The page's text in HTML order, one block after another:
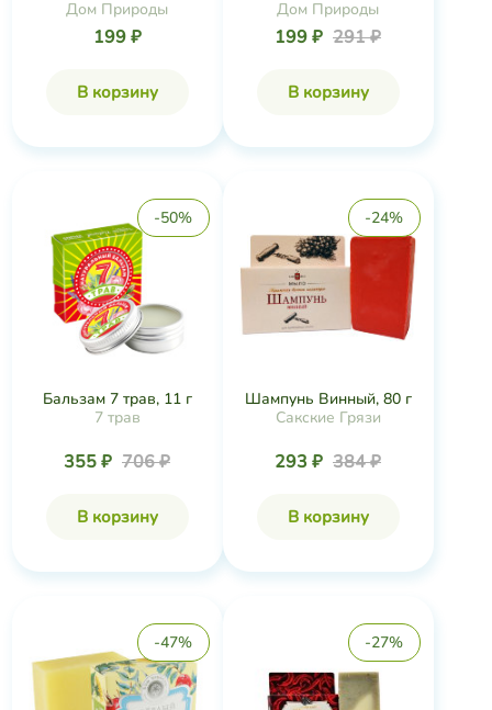
Дом Природы
199 ₽
В корзину
Дом Природы
199 ₽ 291 ₽
В корзину
-50%
Бальзам 7 трав, 11 г
7 трав
355 ₽ 706 ₽
В корзину
-24%
Шампунь Винный, 80 г
Сакские Грязи
293 ₽ 384 ₽
В корзину
-47% -27%